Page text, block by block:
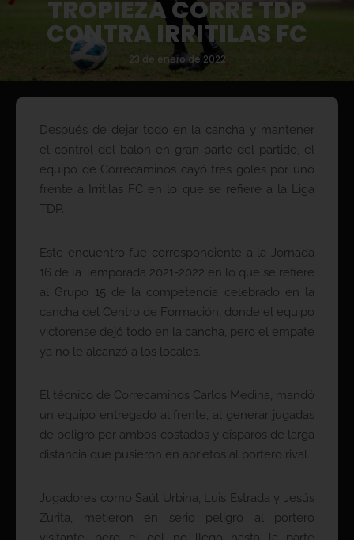
TROPIEZA CORRE TDP
CONTRA IRRITILAS FC
23 de enero de 2022
Después de dejar todo en la cancha y mantener
el control del balón en gran parte del partido, el
equipo de Correcaminos cayó tres goles por uno
frente a Irritilas FC en lo que se refiere a la Liga
TDP.
Este encuentro fue correspondiente a la Jornada
16 de la Temporada 2021-2022 en lo que se refiere
al Grupo 15 de la competencia celebrado en la
cancha del Centro de Formación, donde el equipo
victorense dejó todo en la cancha, pero el empate
ya no le alcanzó a los locales.
El técnico de Correcaminos Carlos Medina, mandó
un equipo entregado al frente, al generar jugadas
de peligro por ambos costados y disparos de larga
distancia que pusieron en aprietos al portero rival.
Jugadores como Saúl Urbina, Luis Estrada y Jesús
Zurita, metieron en serio peligro al portero